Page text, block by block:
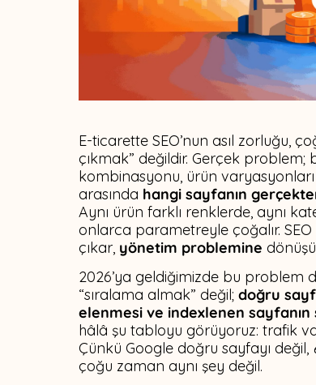
E-ticarette SEO’nun asıl zorluğu,
çıkmak” değildir. Gerçek
kombinasyonu, ürün
arasında hangi sayfanın
Aynı ürün farklı renklerde, aynı
onlarca parametreyle çoğalır.
çıkar, yönetim problemine
2026’ya geldiğimizde bu problem
“sıralama almak” değil; doğru
elenmesi ve indexlenen sayfanın
hâlâ şu tabloyu görüyoruz: trafik
Çünkü Google doğru sayfayı değil,
çoğu zaman aynı şey değil.